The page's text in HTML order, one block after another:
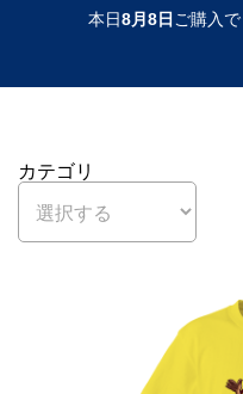
本日8月8日 ご購入で
カテゴリ